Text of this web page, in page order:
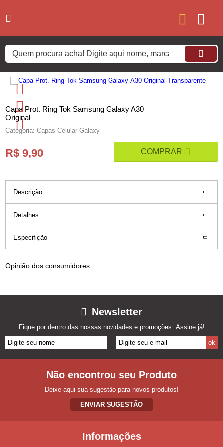
Capa Prot. Ring Tok Samsung Galaxy A30
Original
Categoria: Capas Celular Galaxy
R$ 9,90
Descrição
Detalhes
Especifição
Opinião dos consumidores:
Newsletter
Fique por dentro das nossas novidades e promoções. Assine já!
Não encontrou seu Produto
Deixe aqui sua sugestão para novos produtos!
ENVIAR SUGESTÃO
Informações